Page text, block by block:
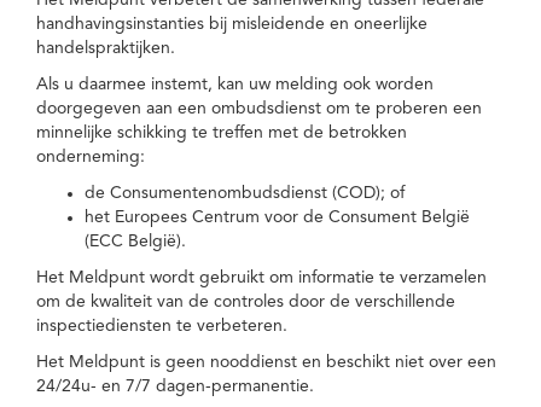
handhavingsinstanties bij misleidende en oneerlijke
handelspraktijken.
Als u daarmee instemt, kan uw melding ook worden
doorgegeven aan een ombudsdienst om te proberen een
minnelijke schikking te treffen met de betrokken
onderneming:
de Consumentenombudsdienst (COD); of
het Europees Centrum voor de Consument België
(ECC België).
Het Meldpunt wordt gebruikt om informatie te verzamelen
om de kwaliteit van de controles door de verschillende
inspectiediensten te verbeteren.
Het Meldpunt is geen nooddienst en beschikt niet over een
24/24u- en 7/7 dagen-permanentie.